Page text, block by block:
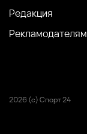
Редакция
Рекламодателям
2026 (с) Спорт 24